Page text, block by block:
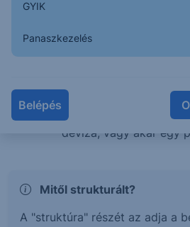
GYIK
Panaszkezelés
Belépés
Mi az a Strukturált
termékhez, vagy termékek
mögöttes termék lehet
deviza, vagy akár egy
Mitől strukturált?
A "struktúra" részét az adja a